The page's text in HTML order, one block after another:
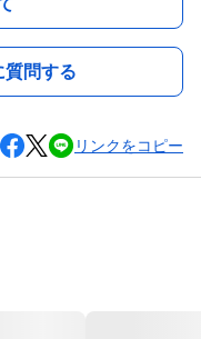
質問する
リンクをコピー